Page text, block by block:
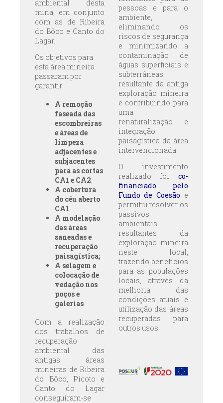
ambiental desta
mina, em conjunto
com as de Ribeira
do Bôco e Canto do
Lagar.
Os objetivos para
esta área mineira
passaram por
garantir:
A remoção
faseada das
escombreiras
e áreas de
limpeza
adjacentes e
subjacentes
para as cortas
CA1 e CA2;
A cobertura
do céu aberto
CA1;
A modelação
das áreas
saneadas e
recuperação
paisagística;
A selagem e
colocação de
vedação nos
poços e
galerias.
Com a realização
dos trabalhos de
recuperação
ambiental das
antigas áreas
mineiras de Ribeira
do Bôco, Picoto e
Canto do Lagar
conseguiram-se
pessoas e para o
ambiente,
eliminando os
riscos de segurança
e minimizando a
contaminação de
águas superficiais e
subterrâneas
resultante da antiga
exploração mineira
e contribuindo para
uma
renaturalização e
integração
paisagística da área
intervencionada.
O investimento
realizado foi co-
financiado pelo
Fundo de Coesão e
permitiu resolver os
passivos
ambientais
resultantes da
exploração mineira
neste local,
trazendo benefícios
para as populações
locais, através da
melhoria das
condições atuais e
utilização das áreas
recuperadas para
outros usos.